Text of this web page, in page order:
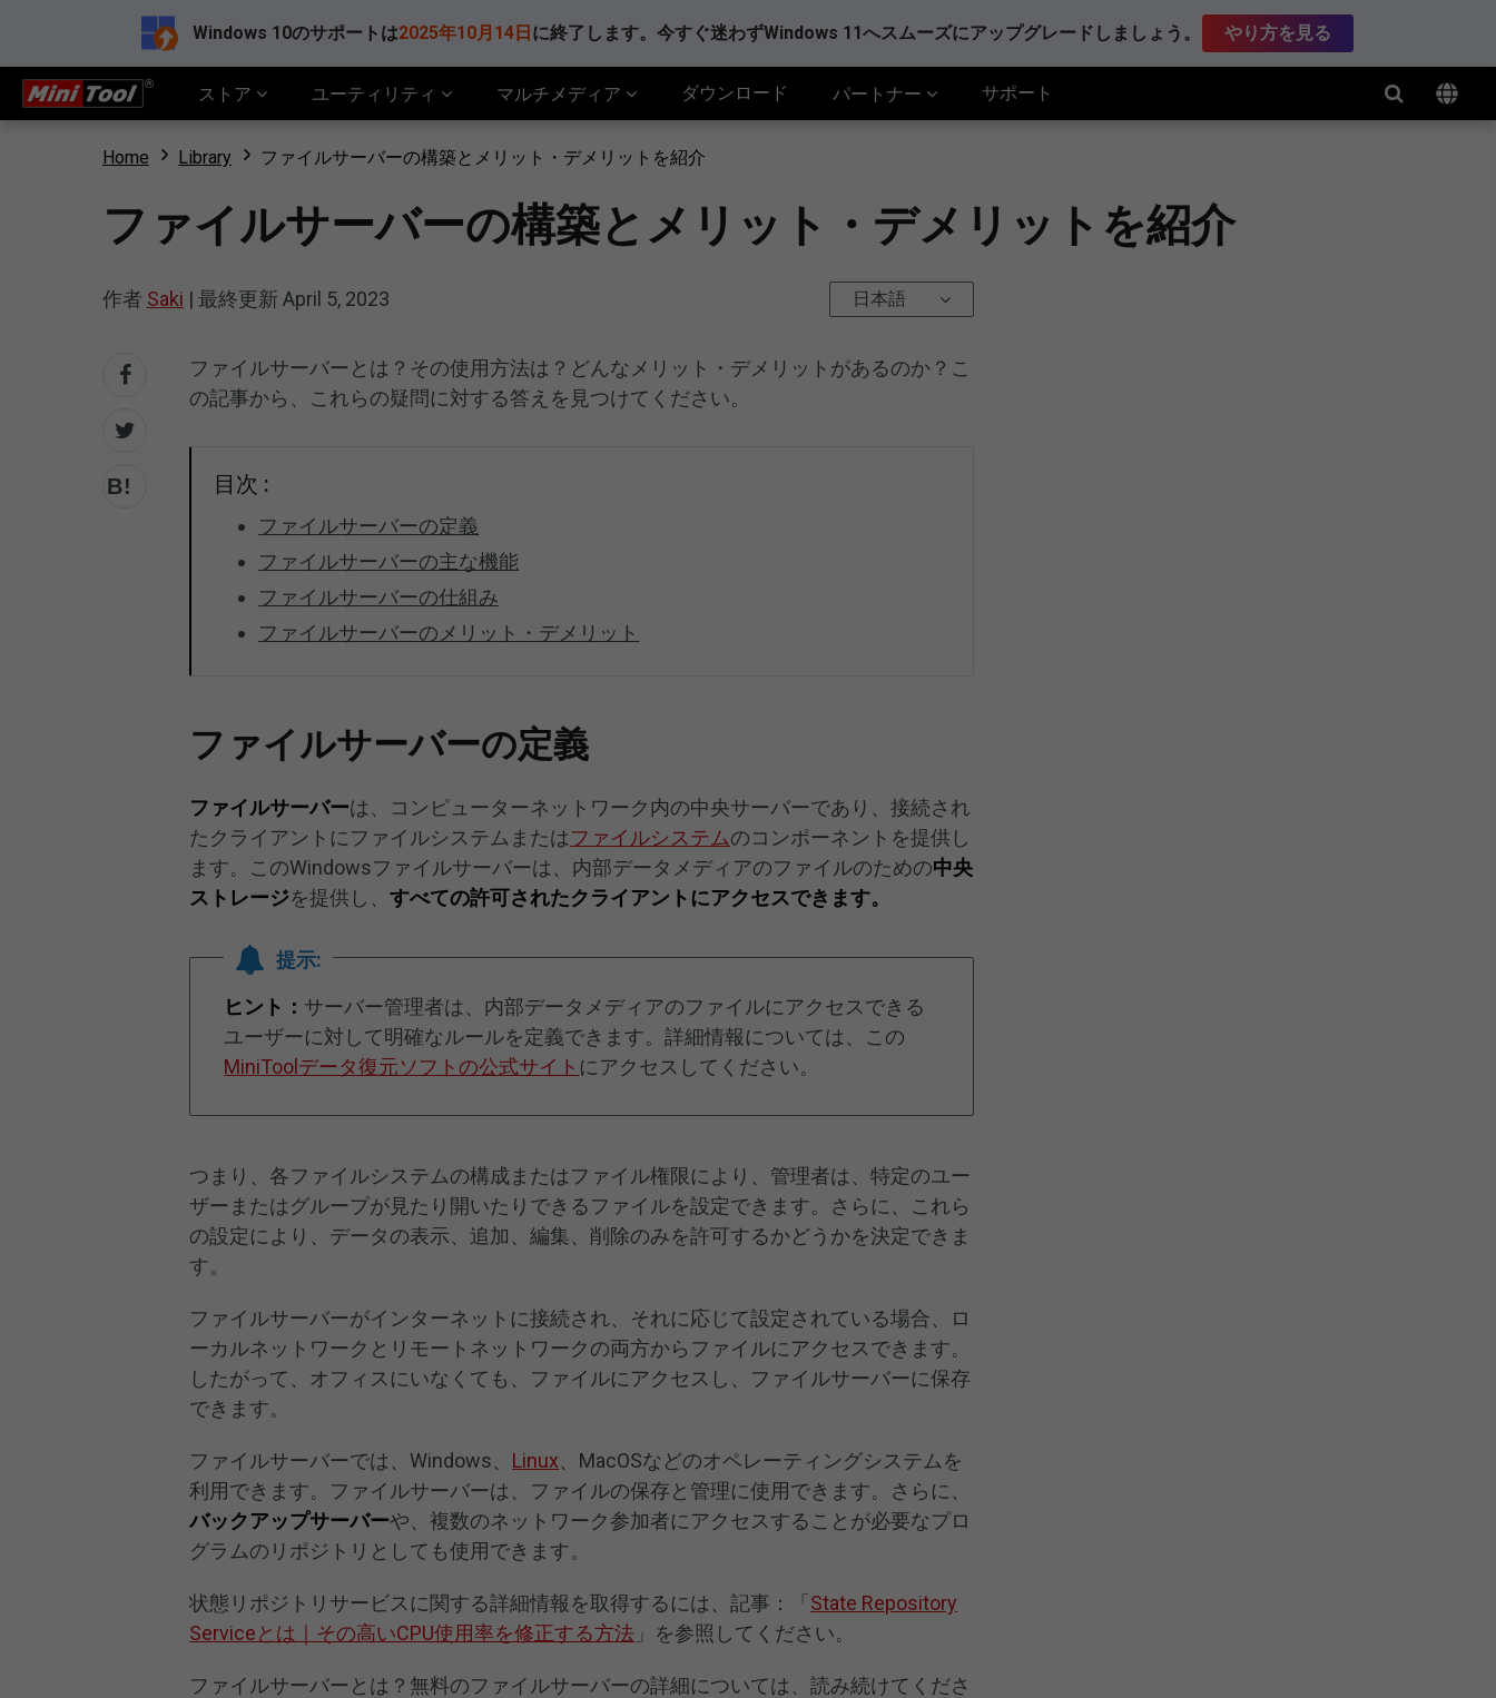
Windows 10のサポートは2025年10月14日 に終了します。今すぐ迷わずWindows 11へスムーズにアップグレードしましょう。 やり方を見る
ストア ユーティリティ マルチメディア ダウンロード パートナー サポート
Home Library ファイルサーバーの構築とメリット・デメリットを紹介
ファイルサーバーの構築とメリット・デメリットを紹介
作者 Saki | 最終更新 April 5, 2023 日本語
ファイルサーバーとは？その使用方法は？どんなメリット・デメリットがあるのか？こ
の記事から、これらの疑問に対する答えを見つけてください。
目次 :
ファイルサーバーの定義
ファイルサーバーの主な機能
ファイルサーバーの仕組み
ファイルサーバーのメリット・デメリット
ファイルサーバーの定義
ファイルサーバーは、コンピューターネットワーク内の中央サーバーであり、接続され
たクライアントにファイルシステムまたはファイルシステムのコンポーネントを提供し
ます。このWindowsファイルサーバーは、内部データメディアのファイルのための中央
ストレージを提供し、すべての許可されたクライアントにアクセスできます。
提示:
ヒント： サーバー管理者は、内部データメディアのファイルにアクセスできる
ユーザーに対して明確なルールを定義できます。詳細情報については、この
MiniToolデータ復元ソフトの公式サイト にアクセスしてください。
つまり、各ファイルシステムの構成またはファイル権限により、管理者は、特定のユー
ザーまたはグループが見たり開いたりできるファイルを設定できます。さらに、これら
の設定により、データの表示、追加、編集、削除のみを許可するかどうかを決定できま
す。
ファイルサーバーがインターネットに接続され、それに応じて設定されている場合、ロ
ーカルネットワークとリモートネットワークの両方からファイルにアクセスできます。
したがって、オフィスにいなくても、ファイルにアクセスし、ファイルサーバーに保存
できます。
ファイルサーバーでは、Windows、 Linux 、MacOSなどのオペレーティングシステムを
利用できます。ファイルサーバーは、ファイルの保存と管理に使用できます。さらに、
バックアップサーバーや、複数のネットワーク参加者にアクセスすることが必要なプロ
グラムのリポジトリとしても使用できます。
状態リポジトリサービスに関する詳細情報を取得するには、記事：「 State Repository
Serviceとは｜その高いCPU使用率を修正する方法 」を参照してください。
ファイルサーバーとは？無料のファイルサーバーの詳細については、読み続けてくださ